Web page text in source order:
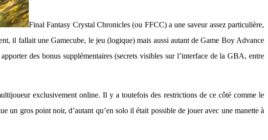
Final Fantasy Crystal Chronicles (ou FFCC) a une saveur assez particulière,
il fallait une Gamecube, le jeu (logique) mais aussi autant de Game Boy Advance
des bonus supplémentaires (secrets visibles sur l’interface de la GBA, entre
exclusivement online. Il y a toutefois des restrictions de ce côté comme le
gros point noir, d’autant qu’en solo il était possible de jouer avec une manette à